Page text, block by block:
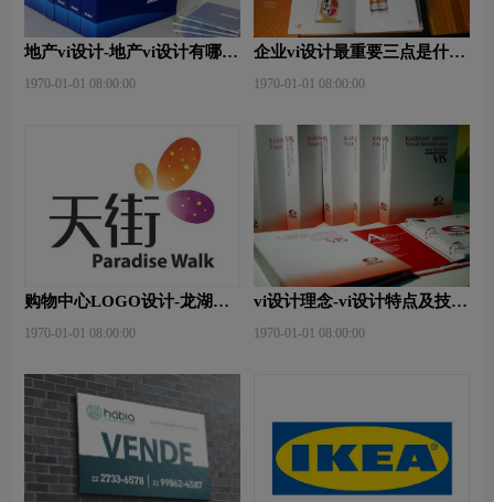
地产vi设计-地产vi设计有哪些
1970-01-01 08:00:00
企业vi设计最重要三点是什
1970-01-01 08:00:00
购物中心LOGO设计-龙湖天
1970-01-01 08:00:00
vi设计理念-vi设计特点及技巧
1970-01-01 08:00:00